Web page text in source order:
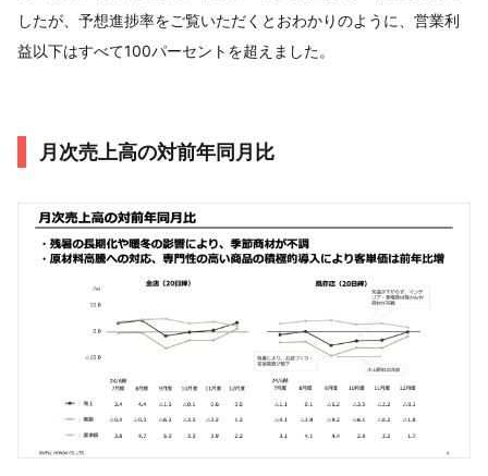
したが、予想進捗率をご覧いただくとおわかりのように、営業利
益以下はすべて100パーセントを超えました。
月次売上高の対前年同月比